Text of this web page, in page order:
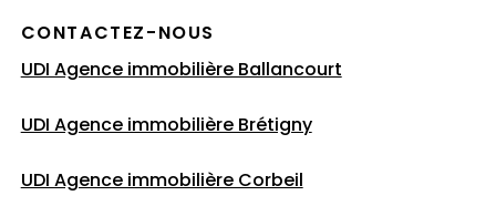
CONTACTEZ-NOUS
UDI Agence immobilière Ballancourt
UDI Agence immobilière Brétigny
UDI Agence immobilière Corbeil